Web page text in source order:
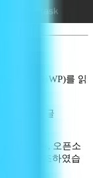
글 포맷(HWP)를 읽
한글
현했으며, 오픈소
를 참조하였습